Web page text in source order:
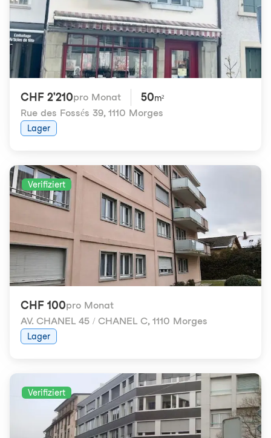
CHF 2'210pro Monat 50m²
Rue des Fossés 39, 1110 Morges
Lager
Verifiziert
CHF 100pro Monat
AV. CHANEL 45 / CHANEL C, 1110 Morges
Lager
Verifiziert